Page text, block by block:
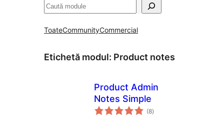
Caută
ToateCommunityCommercial
Etichetă modul: Product notes
Product Admin
Notes Simple
(8total
aprecieri
)